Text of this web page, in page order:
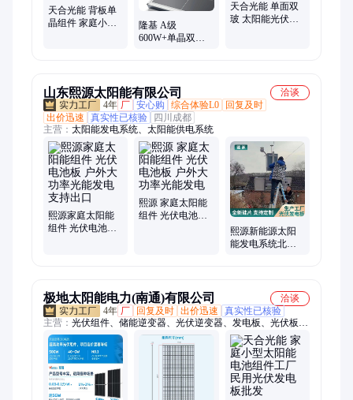
天合光能 背板单
晶组件 家庭小型
隆基 A级
600W+单晶双玻
天合光能 单面双
玻 太阳能光伏发
山东熙源太阳能有限公司
洽谈
4年 厂 安心购 综合体验L0
回复及时
出价迅速
真实性已核验
四川成都
主营： 太阳能发电系统、太阳能供电系统
熙源家庭太阳能
组件 光伏电池板
熙源 家庭太阳能
组件 光伏电池板
熙源新能源太阳
能发电系统北斗
极地太阳能电力(南通)有限公司
洽谈
4年 厂 回复及时 出价迅速
真实性已核验
主营： 光伏组件、储能逆变器、光伏逆变器、发电板、光伏板、
太阳能板、家庭电池板、户外光能板、光伏充电板、发电太阳
板、光伏电池片、光伏电池板、电池逆变器、太阳能电池板、光
伏电池组件、太阳发电组件、单晶硅光能板、太阳能电池片、光
伏发电系统、并网逆变器、太阳能电站、光伏彩钢瓦、光伏储能
系统、正弦波逆变器、太阳能变流器